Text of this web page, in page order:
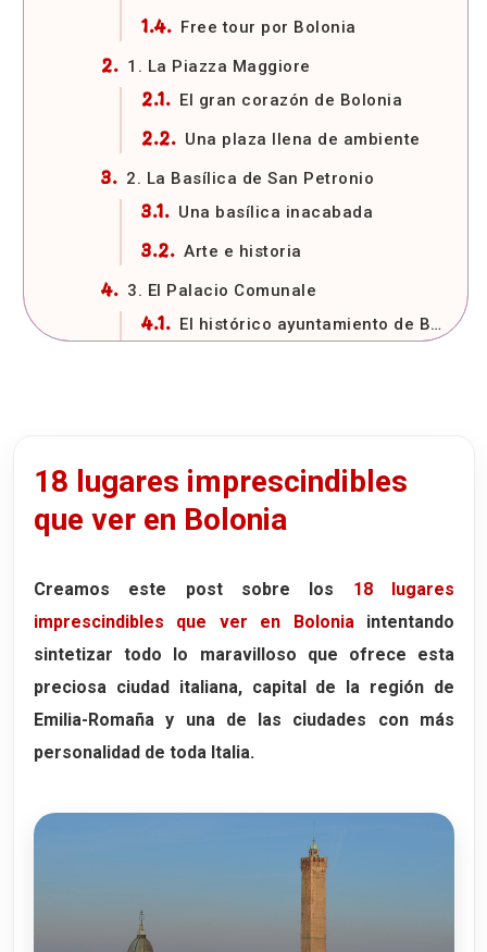
Free tour por Bolonia
1. La Piazza Maggiore
El gran corazón de Bolonia
Una plaza llena de ambiente
2. La Basílica de San Petronio
Una basílica inacabada
Arte e historia
3. El Palacio Comunale
El histórico ayuntamiento de Bolonia
El Voltone del Podestá
5. La Plaza de Neptuno
El secreto más famoso de Bolonia
6. El Palacio Re Enzo
La prisión del Rey Enzo
El origen de los Bentivoglio
Las mejores vistas de Bolonia
18 lugares imprescindibles
que ver en Bolonia
Creamos este post sobre los 18 lugares
imprescindibles que ver en Bolonia intentando
sintetizar todo lo maravilloso que ofrece esta
preciosa ciudad italiana, capital de la región de
Emilia-Romaña y una de las ciudades con más
personalidad de toda Italia.